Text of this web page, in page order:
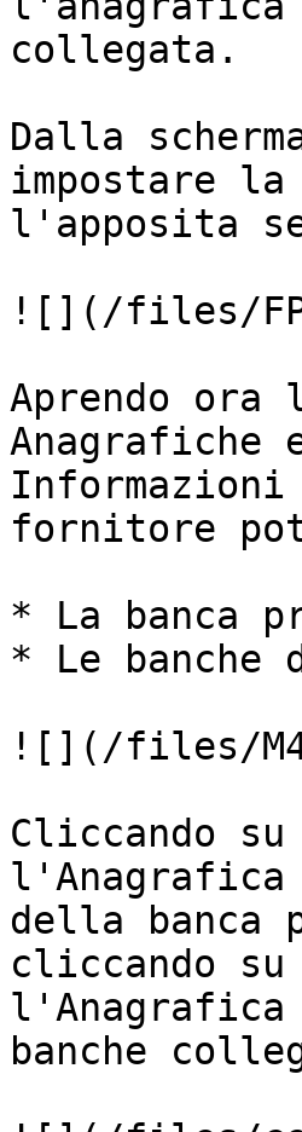
collegata.
Dalla
impostare
l'apposita
![](/files/
Aprendo
Anagrafiche
fornitore
* La banca
* Le
![](/files/
Cliccando
della banca
cliccando
banche